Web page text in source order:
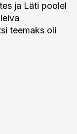
ja Läti poolel
teemaks oli